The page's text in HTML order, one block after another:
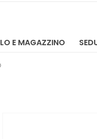
E MAGAZZINO